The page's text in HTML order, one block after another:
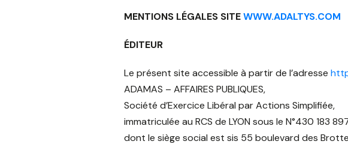
MENTIONS LÉGALES SITEWWW.ADALTYS.COM
ÉDITEUR
Le présent site accessible à partir de l’adresse
ADAMAS – AFFAIRES PUBLIQUES,
Société d’Exercice Libéral par Actions Simplifiée,
immatriculée au RCS de LYON sous le N°430 183
dont le siège social est sis 55 boulevard des